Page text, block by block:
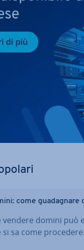
come gua­da­gna­re
vendere domini può
si sa come